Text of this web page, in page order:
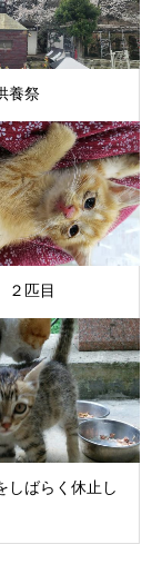
養祭
匹目
しばらく休止し